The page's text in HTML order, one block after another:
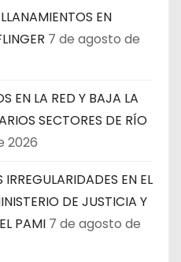
EN
7 de agosto de
EN LA RED Y BAJA LA
SECTORES DE RÍO
2026
EN EL
DE JUSTICIA Y
PAMI 7 de agosto de